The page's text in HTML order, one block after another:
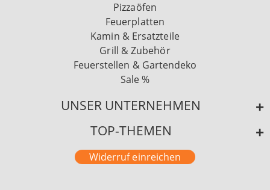
Pizzaöfen
Feuerplatten
Kamin & Ersatzteile
Grill & Zubehör
Feuerstellen & Gartendeko
Sale %
UNSER UNTERNEHMEN
TOP-THEMEN
Widerruf einreichen